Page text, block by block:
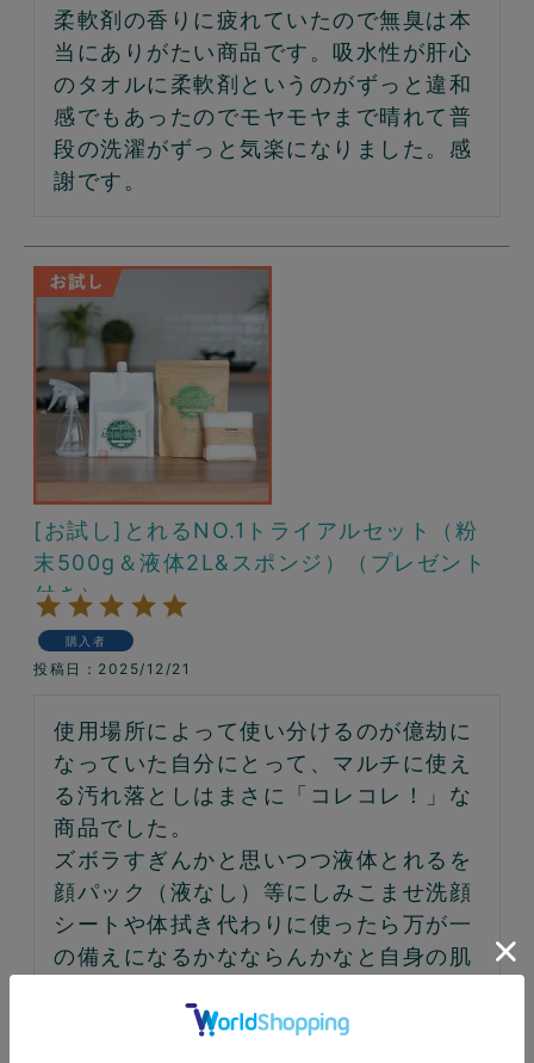
柔軟剤の香りに疲れていたので無臭は本
当にありがたい商品です。吸水性が肝心
のタオルに柔軟剤というのがずっと違和
感でもあったのでモヤモヤまで晴れて普
段の洗濯がずっと気楽になりました。感
謝です。
[お試し]とれるNO.1トライアルセット（粉
末500g＆液体2L&スポンジ）（プレゼント
付き）
購入者
投稿日 2025/12/21
使用場所によって使い分けるのが億劫に
なっていた自分にとって、マルチに使え
る汚れ落としはまさに「コレコレ！」な
商品でした。
ズボラすぎんかと思いつつ液体とれるを
顔パック（液なし）等にしみこませ洗顔
シートや体拭き代わりに使ったら万が一
の備えになるかなならんかなと自身の肌